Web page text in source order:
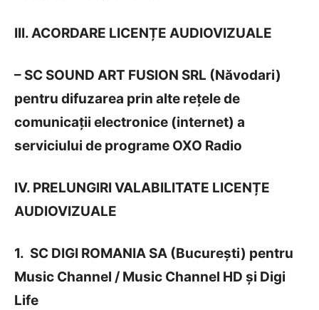
III. ACORDARE LICENȚE AUDIOVIZUALE
– SC SOUND ART FUSION SRL (Năvodari)
pentru difuzarea prin alte rețele de
comunicații electronice (internet) a
serviciului de programe OXO Radio
IV. PRELUNGIRI VALABILITATE LICENȚE
AUDIOVIZUALE
1. SC DIGI ROMANIA SA (București) pentru
Music Channel / Music Channel HD și Digi
Life